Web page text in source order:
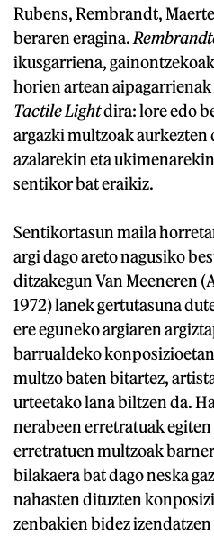
Rubens, Rembrandt,
beraren eragina.
ikusgarriena,
horien artean aipagarrienak
Tactile Lightdira: lore edo
argazki multzoak
azalarekin eta
sentikor bat eraikiz.
Sentikortasun maila
argi dago areto nagusiko
ditzakegun Van Meeneren
1972) lanek gertutasuna
ere eguneko argiaren
barrualdeko
multzo baten bitartez,
urteetako lana biltzen da.
nerabeen erretratuak
erretratuen multzoak
bilakaera bat dago neska
nahasten dituzten
zenbakien bidez